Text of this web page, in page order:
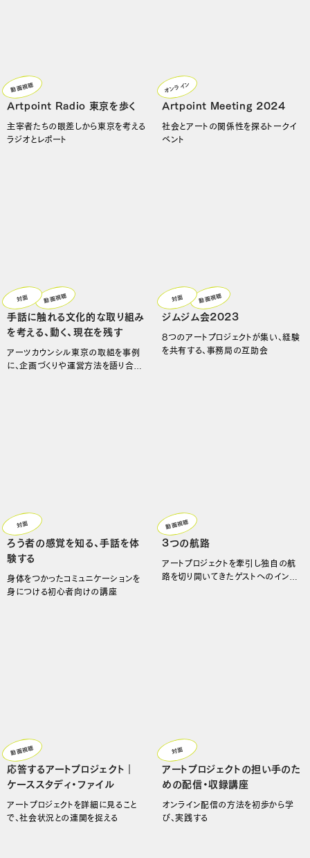
Artpoint Radio 東京を歩く
主宰者たちの眼差しから東京を考える
ラジオとレポート
動画視聴
Artpoint Meeting 2024
社会とアートの関係性を探るトークイ
ベント
オンライン
手話に触れる文化的な取り組み
を考える、動く、現在を残す
アーツカウンシル東京の取組を事例
に、企画づくりや運営方法を語り合う
対面 動画視聴
ジムジム会2023
8つのアートプロジェクトが集い、経験
を共有する、事務局の互助会
対面 動画視聴
ろう者の感覚を知る、手話を体
験する
身体をつかったコミュニケーションを
身につける初心者向けの講座
対面
3つの航路
アートプロジェクトを牽引し独自の航
路を切り開いてきたゲストへのインタ
動画視聴
応答するアートプロジェクト｜
ケーススタディ・ファイル
アートプロジェクトを詳細に見ること
で、社会状況との連関を捉える
動画視聴
アートプロジェクトの担い手のた
めの配信・収録講座
オンライン配信の方法を初歩から学
び、実践する
対面